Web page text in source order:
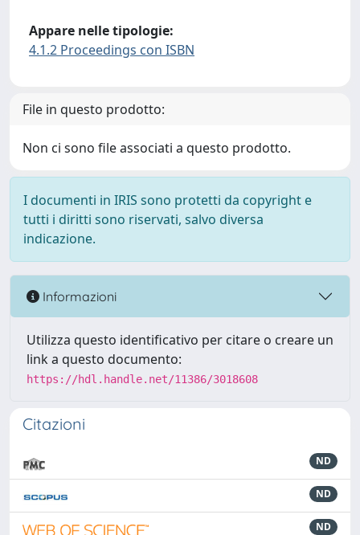
Appare nelle tipologie:
4.1.2 Proceedings con ISBN
File in questo prodotto:
Non ci sono file associati a questo prodotto.
I documenti in IRIS sono protetti da copyright e
tutti i diritti sono riservati, salvo diversa
indicazione.
Informazioni
Utilizza questo identificativo per citare o creare un
link a questo documento:
https://hdl.handle.net/11386/3018608
Citazioni
ND
ND
ND